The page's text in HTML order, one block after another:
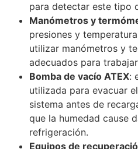
para detectar este tipo
Manómetros y
presiones y
utilizar manómetros y
adecuados para
Bomba de vacío ATEX:
utilizada para evacuar
sistema antes de
que la humedad cause
refrigeración.
Equipos de